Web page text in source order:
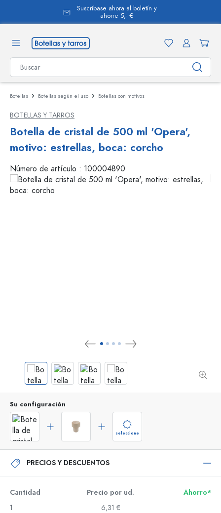
Suscríbase ahora al boletín y
ahorre 5,- €
Botellas Botellas según el uso Botellas con motivos
BOTELLAS Y TARROS
Botella de cristal de 500 ml 'Opera',
motivo: estrellas, boca: corcho
Número de artículo : 100004890
Su configuración
seleccione
PRECIOS Y DESCUENTOS
Cantidad Precio por ud.
Ahorro*
1
6,31 €